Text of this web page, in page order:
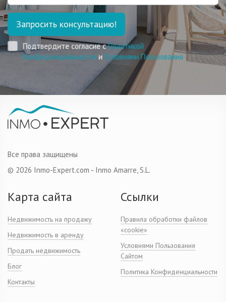
Запросить консультацию!
Подтвердите согласие сПолитикой
Конфиденциальности и Условиями Пользования
Все права защищены
© 2026 Inmo-Expert.com - Inmo Amarre, S.L.
Карта сайта
Недвижимость на продажу
Недвижимость в аренду
Продать недвижимость
Блог
Контакты
Ссылки
Правила обработки файлов
«cookie»
Условиями Пользования
Сайтом
Политика Конфиденциальности